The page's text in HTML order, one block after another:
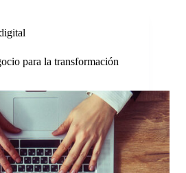
para la transformación